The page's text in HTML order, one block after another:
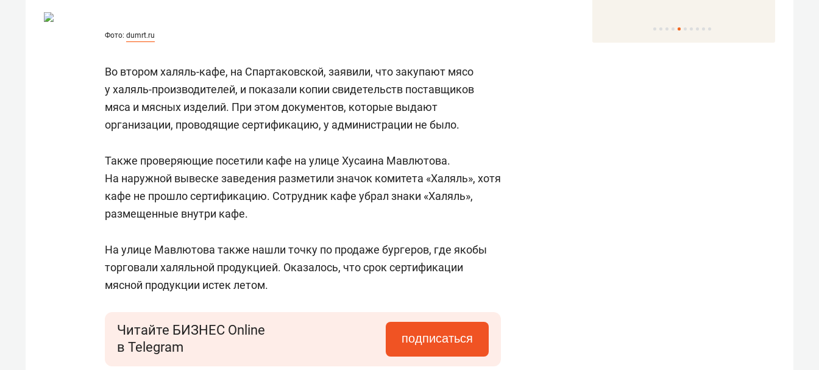
Фото: dumrt.ru
Во втором халяль-кафе, на Спартаковской, заявили, что закупают мясо
у халяль-производителей, и показали копии свидетельств поставщиков
мяса и мясных изделий. При этом документов, которые выдают
организации, проводящие сертификацию, у администрации не было.
Также проверяющие посетили кафе на улице Хусаина Мавлютова.
На наружной вывеске заведения разметили значок комитета «Халяль», хотя
кафе не прошло сертификацию. Сотрудник кафе убрал знаки «Халяль»,
размещенные внутри кафе.
На улице Мавлютова также нашли точку по продаже бургеров, где якобы
торговали халяльной продукцией. Оказалось, что срок сертификации
мясной продукции истек летом.
Читайте БИЗНЕС Online
в Telegram
подписаться